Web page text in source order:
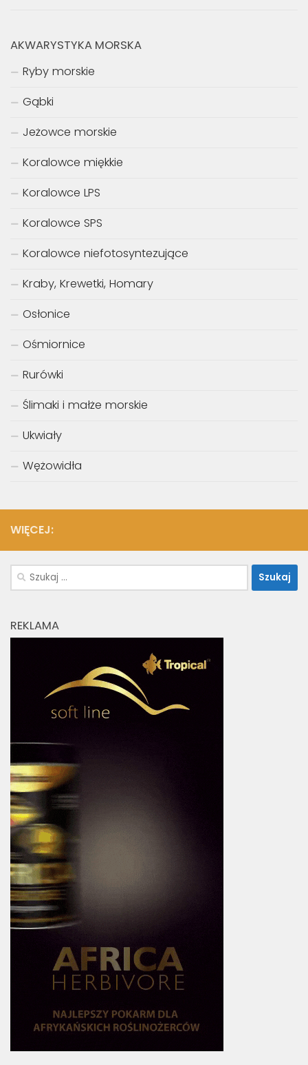
AKWARYSTYKA MORSKA
Ryby morskie
Gąbki
Jeżowce morskie
Koralowce miękkie
Koralowce LPS
Koralowce SPS
Koralowce niefotosyntezujące
Kraby, Krewetki, Homary
Osłonice
Ośmiornice
Rurówki
Ślimaki i małże morskie
Ukwiały
Wężowidła
WIĘCEJ:
Szukaj:
REKLAMA